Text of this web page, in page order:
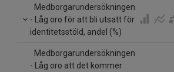
Medborgarundersökningen
- Låg oro för att bli utsatt för
identitetsstöld, andel (%)
Medborgarundersökningen
- Låg oro att det kommer